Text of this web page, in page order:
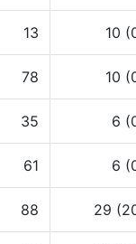
13 10
78 10
35 6
61 6
88 29